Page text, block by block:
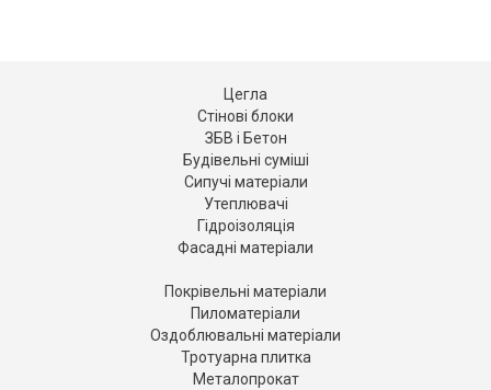
Цегла
Стінові блоки
ЗБВ і Бетон
Будівельні суміші
Сипучі матеріали
Утеплювачі
Гідроізоляція
Фасадні матеріали
Покрівельні матеріали
Пиломатеріали
Оздоблювальні матеріали
Тротуарна плитка
Металопрокат